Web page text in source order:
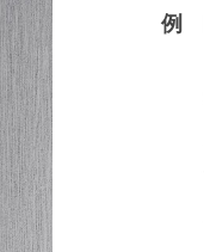
例
暇な
家に
お金
歯が
お酒